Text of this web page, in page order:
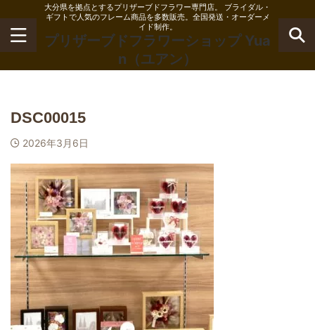
大分県を拠点とするプリザーブドフラワー専門店。 ブライダル・
ギフトで人気のフレーム商品を多数販売。全国発送・オーダーメ
イド制作。
プリザーブドフラワーショップ Yua
n（ユアン）
DSC00015
2026年3月6日